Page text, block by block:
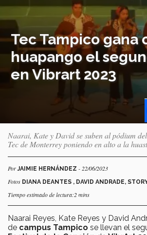
Tec Tampico gana
huapango el
en Vibrart 2023
Naarai, Kate y David se suben al pódium
Tec de Monterrey poniendo en alto a la
PorJAIMIE HERNÁNDEZ - 22/06/2023
Fotos DIANA DEANTES , DAVID ANDRADE,
Tiempo estimado de lectura:2 mins
Naarai Reyes, Kate Reyes y David
de campus Tampico se llevan el